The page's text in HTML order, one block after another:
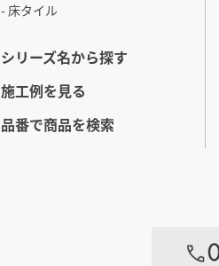
- 床タイル
シリーズ名から探す
施工例を見る
品番で商品を検索